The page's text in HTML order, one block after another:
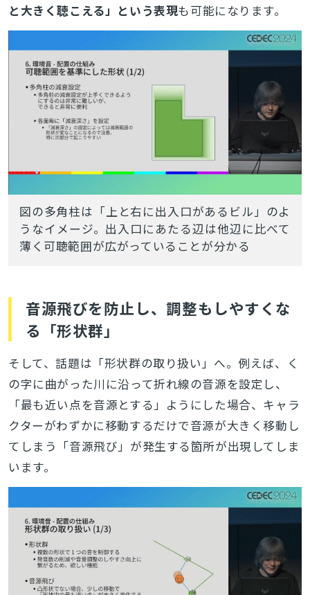
と大きく聴こえる」という表現も可能になります。
図の多角柱は「上と右に出入口があるビル」のよ
うなイメージ。出入口にあたる辺は他辺に比べて
薄く可聴範囲が広がっていることが分かる
音源飛びを防止し、調整もしやすくな
る「形状群」
そして、話題は「形状群の取り扱い」へ。例えば、く
の字に曲がった川に沿って折れ線の音源を設定し、
「最も近い点を音源とする」ようにした場合、キャラ
クターがわずかに移動するだけで音源が大きく移動し
てしまう「音源飛び」が発生する箇所が出現してしま
います。
検索